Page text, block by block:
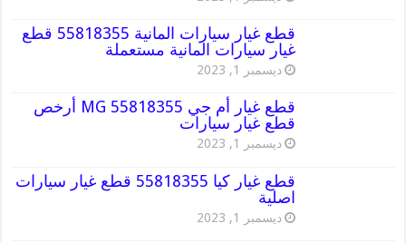
قطع غيار سيارات المانية 55818355 قطع
غيار سيارات المانية مستعملة
ديسمبر 1, 2023
قطع غيار أم جي MG 55818355 أرخص
قطع غيار سيارات
ديسمبر 1, 2023
قطع غيار كيا 55818355 قطع غيار سيارات
اصلية
ديسمبر 1, 2023